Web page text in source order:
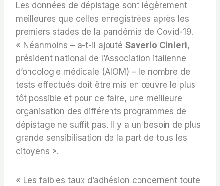
Les données de dépistage sont légèrement
meilleures que celles enregistrées après les
premiers stades de la pandémie de Covid-19.
« Néanmoins – a-t-il ajouté Saverio Cinieri,
président national de l’Association italienne
d’oncologie médicale (AIOM) – le nombre de
tests effectués doit être mis en œuvre le plus
tôt possible et pour ce faire, une meilleure
organisation des différents programmes de
dépistage ne suffit pas. Il y a un besoin de plus
grande sensibilisation de la part de tous les
citoyens ».
« Les faibles taux d’adhésion concernent toute